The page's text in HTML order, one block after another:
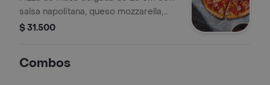
salsa napolitana, queso mozzarella,
pepperoni, tocineta y jamón de cerdo.
$ 31.500
Combos